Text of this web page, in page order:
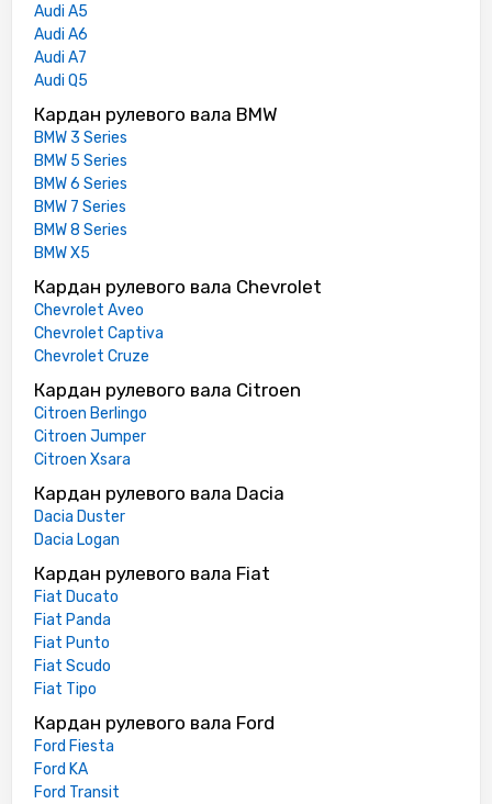
Audi A5
Audi A6
Audi A7
Audi Q5
Кардан рулевого вала BMW
BMW 3 Series
BMW 5 Series
BMW 6 Series
BMW 7 Series
BMW 8 Series
BMW X5
Кардан рулевого вала Chevrolet
Chevrolet Aveo
Chevrolet Captiva
Chevrolet Cruze
Кардан рулевого вала Citroen
Citroen Berlingo
Citroen Jumper
Citroen Xsara
Кардан рулевого вала Dacia
Dacia Duster
Dacia Logan
Кардан рулевого вала Fiat
Fiat Ducato
Fiat Panda
Fiat Punto
Fiat Scudo
Fiat Tipo
Кардан рулевого вала Ford
Ford Fiesta
Ford KA
Ford Transit